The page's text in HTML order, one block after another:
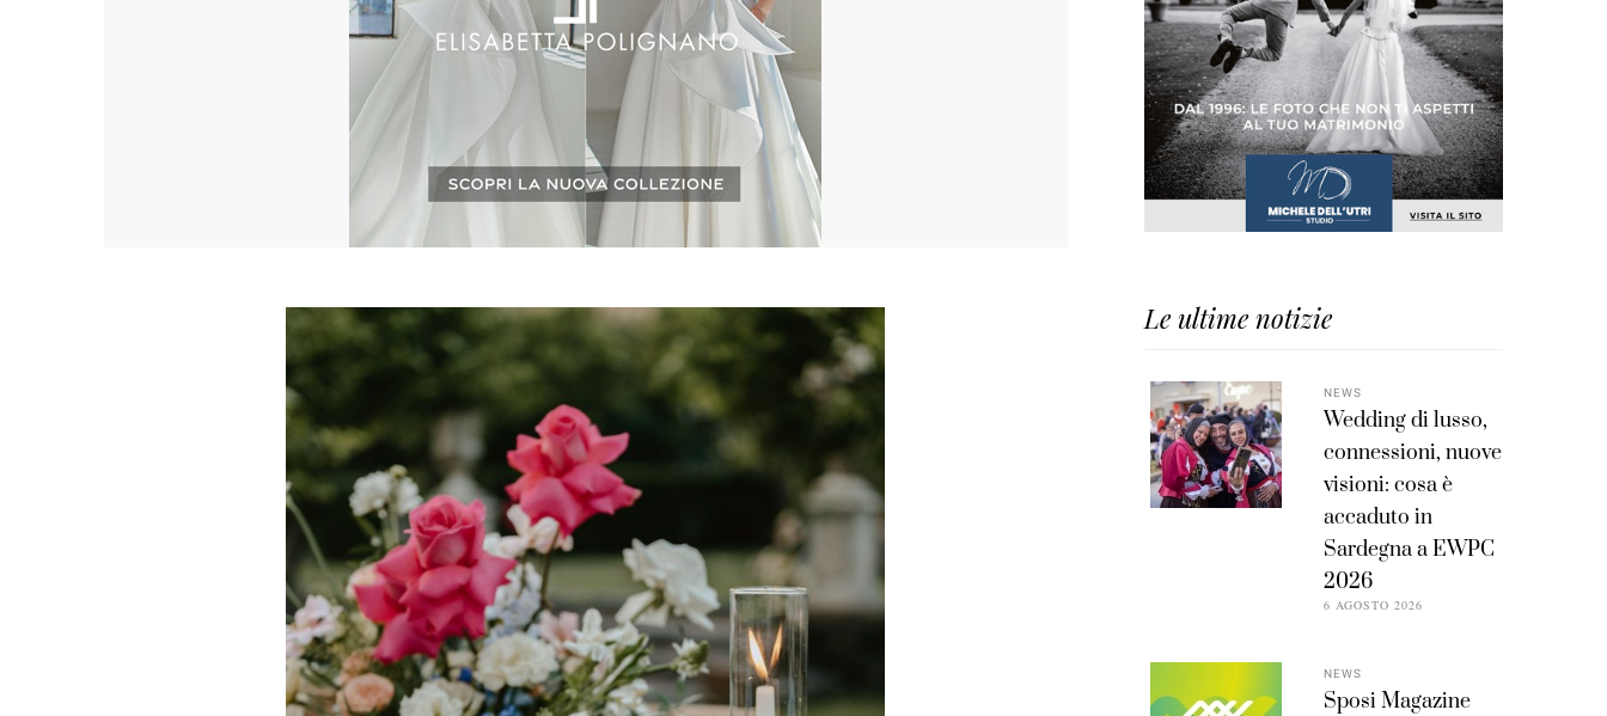
Le ultime notizie
NEWS
Wedding di lusso,
connessioni, nuove
visioni: cosa è
accaduto in
Sardegna a EWPC
2026
6 AGOSTO 2026
NEWS
Sposi Magazine